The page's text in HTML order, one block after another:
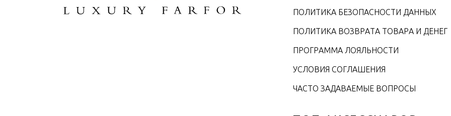
ПОЛИТИКА БЕЗОПАСНОСТИ ДАННЫХ
ПОЛИТИКА ВОЗВРАТА ТОВАРА И ДЕНЕГ
ПРОГРАММА ЛОЯЛЬНОСТИ
УСЛОВИЯ СОГЛАШЕНИЯ
ЧАСТО ЗАДАВАЕМЫЕ ВОПРОСЫ